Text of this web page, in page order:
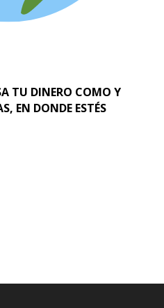
TU DINERO COMO Y
EN DONDE ESTÉS